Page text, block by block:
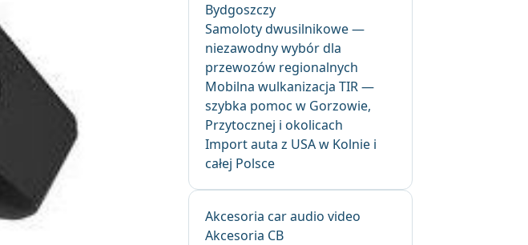
Bydgoszczy
Samoloty dwusilnikowe —
niezawodny wybór dla
przewozów regionalnych
Mobilna wulkanizacja TIR —
szybka pomoc w Gorzowie,
Przytocznej i okolicach
Import auta z USA w Kolnie i
całej Polsce
Akcesoria car audio video
Akcesoria CB